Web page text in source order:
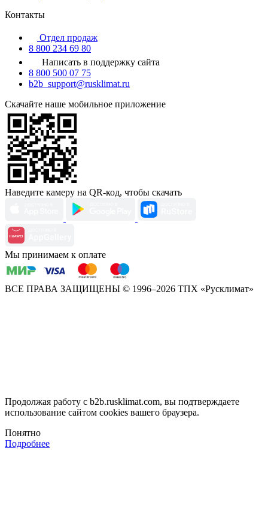
Контакты
Отдел продаж
8 800 234 69 80
Написать в поддержку сайта
8 800 500 07 75
b2b_support@rusklimat.ru
Скачайте наше мобильное приложение
Наведите камеру на QR-код, чтобы скачать
Мы принимаем к оплате
ВСЕ ПРАВА ЗАЩИЩЕНЫ © 1996–2026 ТПХ «Русклимат»
Продолжая работу с b2b.rusklimat.com, вы подтверждаете
использование сайтом cookies вашего браузера.
Понятно
Подробнее